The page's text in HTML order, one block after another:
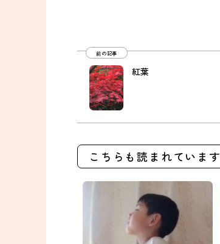
前の記事
紅葉
こちらも読まれています